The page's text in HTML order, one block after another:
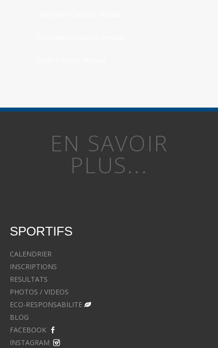
EN SAVOIR
PLUS...
SPORTIFS
CALENDRIER
INSCRIPTIONS
RESULTATS
PHOTOS / VIDEOS
ECO-RESPONSABILITE
BLOG
FACEBOOK
INSTAGRAM